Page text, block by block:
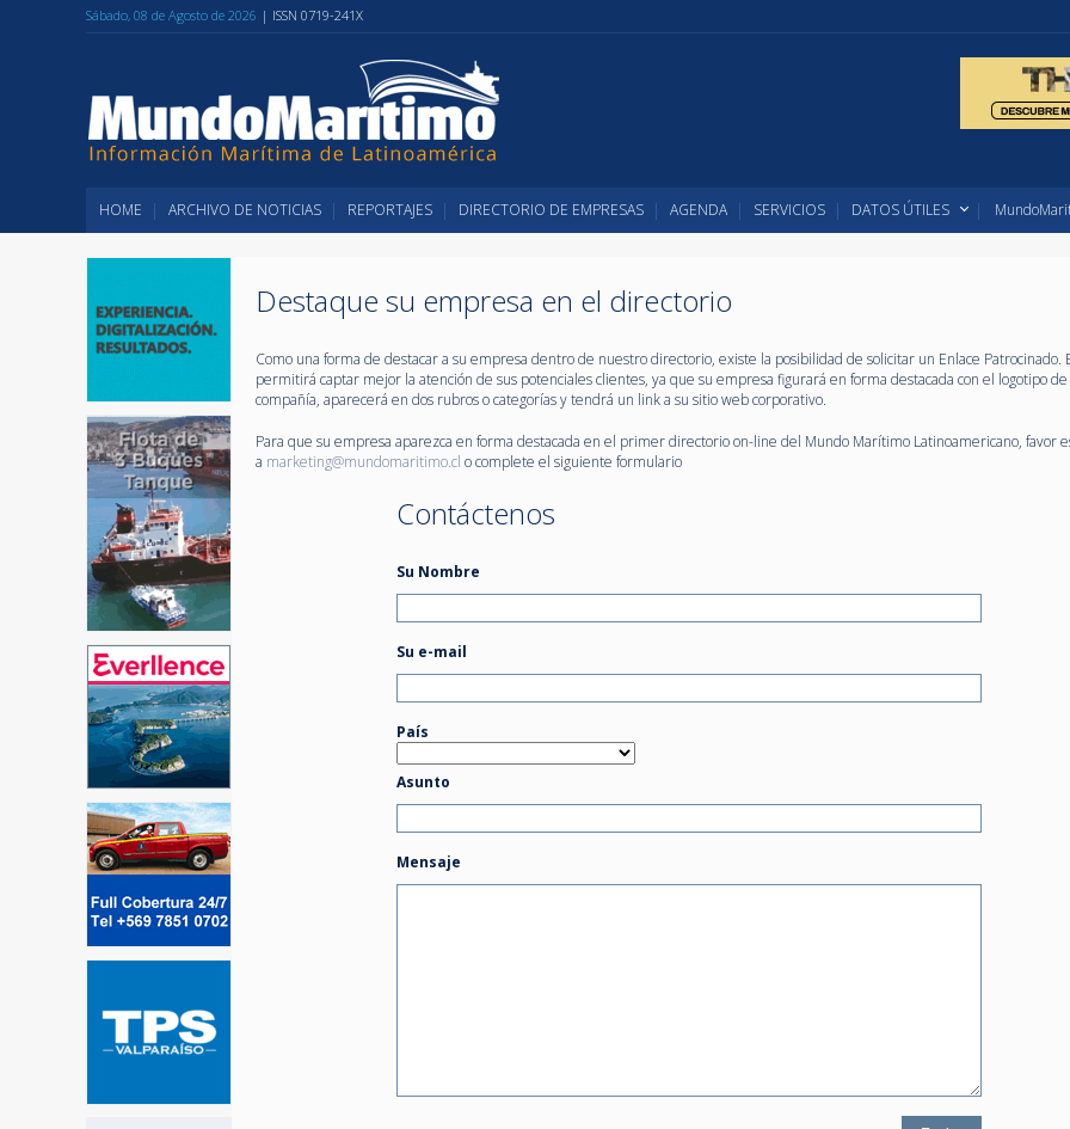
Sábado, 08 de Agosto de 2026 | ISSN 0719-241X
HOME ARCHIVO DE NOTICIAS REPORTAJES DIRECTORIO DE EMPRESAS AGENDA SERVICIOS DATOS ÚTILES
Destaque su empresa en el directorio
Como una forma de destacar a su empresa dentro de nuestro directorio, existe la posibilidad de solicitar un Enlace Patrocinado.
permitirá captar mejor la atención de sus potenciales clientes, ya que su empresa figurará en forma destacada con el logotipo de
compañía, aparecerá en dos rubros o categorías y tendrá un link a su sitio web corporativo.
Para que su empresa aparezca en forma destacada en el primer directorio on-line del Mundo Marítimo Latinoamericano, favor
a marketing@mundomaritimo.cl o complete el siguiente formulario
Contáctenos
Su Nombre
Su e-mail
País
Asunto
Mensaje